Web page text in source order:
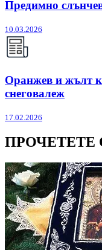
Предимно
10.03.2026
Оранжев и жълт
снеговалеж
17.02.2026